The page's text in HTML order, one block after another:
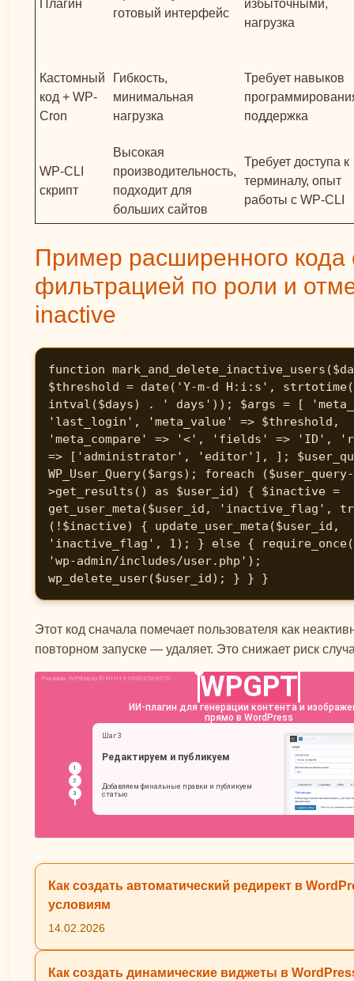
Плагин
готовый интерфейс
избыточными,
нагрузка
Кастомный
код + WP-
Cron
Гибкость,
минимальная
нагрузка
Требует навыков
поддержка
WP-CLI
скрипт
Высокая
производительность,
подходит для
больших сайтов
Требует доступа к
терминалу, опыт
работы с WP-CLI
Пример расширенного кода
фильтрацией по роли и
inactive
function
$threshold = date('Y-m-d H:i:s',
intval($days) . ' days')); $args = [
'last_login', 'meta_value' => $threshold,
'meta_compare' => '<', 'fields' => 'ID',
=> ['administrator', 'editor'], ];
WP_User_Query($args); foreach ($user_query-
>get_results() as $user_id) { $inactive =
get_user_meta($user_id,
(!$inactive) { update_user_meta($user_id,
'inactive_flag', 1); } else {
'wp-admin/includes/user.php');
wp_delete_user($user_id); } } }
Этот код сначала помечает пользователя как
повторном запуске — удаляет. Это снижает риск
Как создать автоматический редирект в
условиям
14.02.2026
Как создать динамические виджеты в